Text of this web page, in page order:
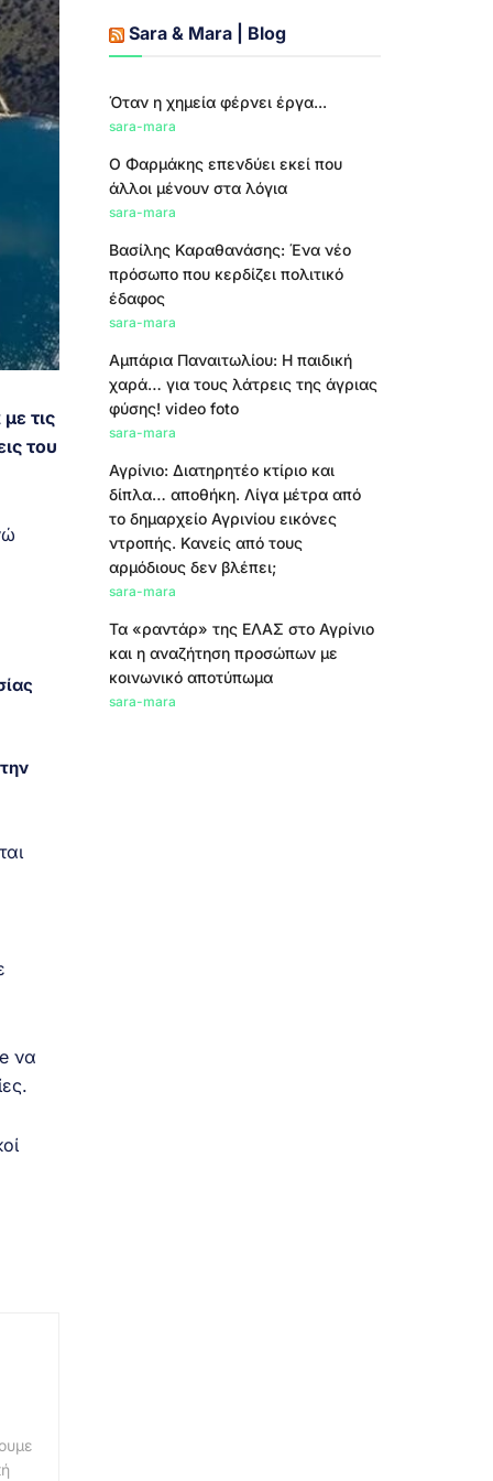
τις
του
να
Sara & Mara | Blog
Όταν η χημεία φέρνει έργα...
sara-mara
Ο Φαρμάκης επενδύει εκεί που
άλλοι μένουν στα λόγια
sara-mara
Βασίλης Καραθανάσης: Ένα νέο
πρόσωπο που κερδίζει πολιτικό
έδαφος
sara-mara
Αμπάρια Παναιτωλίου: Η παιδική
χαρά… για τους λάτρεις της άγριας
φύσης! video foto
sara-mara
Αγρίνιο: Διατηρητέο κτίριο και
δίπλα… αποθήκη. Λίγα μέτρα από
το δημαρχείο Αγρινίου εικόνες
ντροπής. Κανείς από τους
αρμόδιους δεν βλέπει;
sara-mara
Τα «ραντάρ» της ΕΛΑΣ στο Αγρίνιο
και η αναζήτηση προσώπων με
κοινωνικό αποτύπωμα
sara-mara